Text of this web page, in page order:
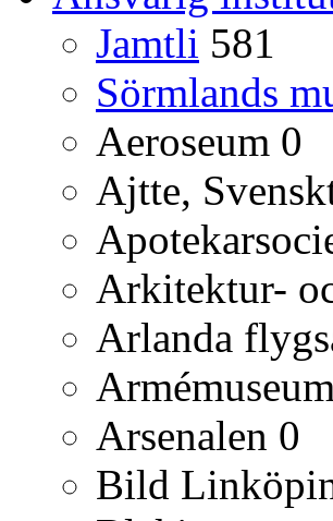
Jamtli 581
Sörmlands
Aeroseum 0
Ajtte,
Arkitektur-
Arlanda
Armémuseum
Arsenalen 0
Bild